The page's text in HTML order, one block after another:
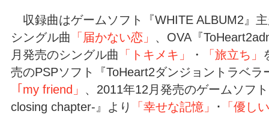
収録曲はゲームソフト『WHITE ALBUM2』
シングル曲 「届かない恋」 、OVA『
月発売のシングル曲 「トキメキ」 ・ 「旅立ち」
売のPSPソフト『ToHeart2ダンジョントラベラ
「my friend」 、2011年12月発売のゲームソフ
closing chapter-』より
「幸せな記憶」 ･
「優し